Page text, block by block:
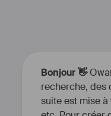
Bonjour 👋
recherche, des
suite est mise